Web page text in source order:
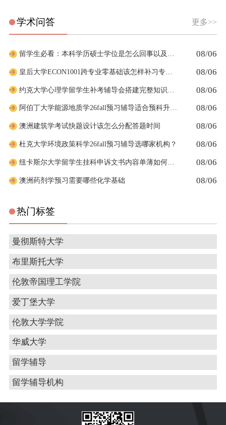
学术问答 更多>>
08/06
皇后大学ECON1001跨专业零基础该怎样补习专业课 08/06
08/06
阿伯丁大学能源地质学26fall预习辅导适合预科升本科吗 08/06
澳洲建筑学考试快题设计该怎么分配答题时间 08/06
杜克大学环境政策科学26fall预习辅导选哪家机构？ 08/06
纽卡斯尔大学留学生挂科申诉文书内容单薄如何充实材料 08/06
澳洲药剂学预习需要哪些化学基础 08/06
热门标签
曼彻斯特大学
布里斯托大学
伦敦帝国理工学院
爱丁堡大学
伦敦大学学院
华威大学
留学辅导
留学辅导机构